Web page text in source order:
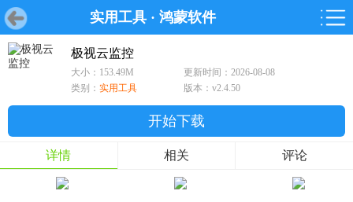
实用工具 · 鸿蒙软件
首页 游戏
首页 游戏 软件 鸿蒙
游戏
鸿蒙
软件
极视云监控
大小：153.49M
更新时间：2026-08-08
类别： 实用工具 版本：v2.4.50
开始下载
详情 相关 评论